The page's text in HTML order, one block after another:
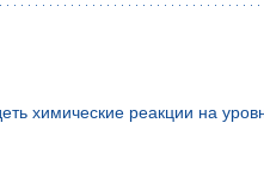
химические реакции на